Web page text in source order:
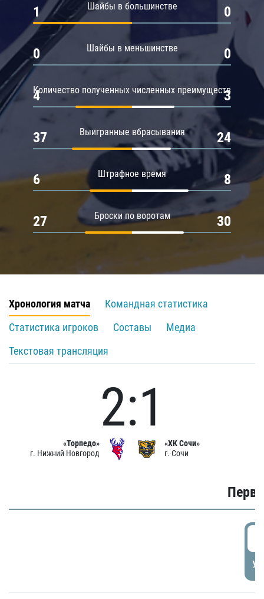
Шайбы в большинстве
1 0
Шайбы в меньшинстве
0 0
Количество полученных численных преимуществ
4 3
Выигранные вбрасывания
37 24
Штрафное время
6 8
Броски по воротам
27 30
Хронология матча
Командная статистика
Статистика игроков
Составы
Медиа
Текстовая трансляция
«Торпедо»
г. Нижний Новгород
2:1
«ХК Сочи»
г. Сочи